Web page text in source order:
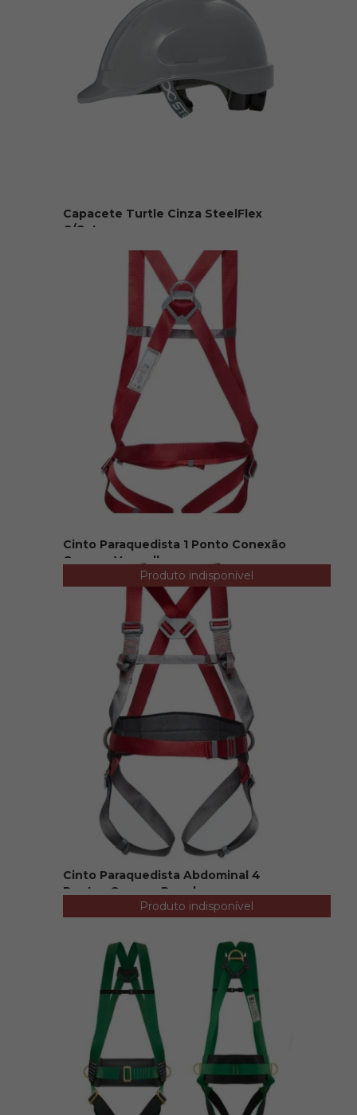
Capacete Turtle Cinza SteelFlex
C/Catraca
Cinto Paraquedista 1 Ponto Conexão
Camper Vermelho
Produto indisponível
Cinto Paraquedista Abdominal 4
Pontos Camper Regul...
Produto indisponível